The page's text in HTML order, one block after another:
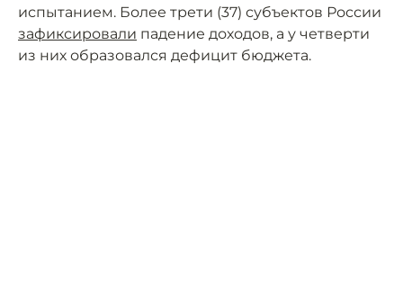
испытанием. Более трети (37) субъектов России
зафиксировали падение доходов, а у четверти
из них образовался дефицит бюджета.